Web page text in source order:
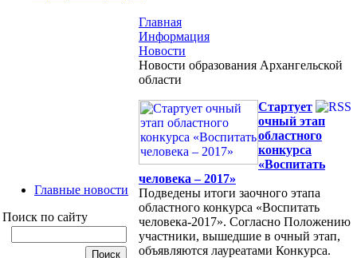
Главные новости
Поиск по сайту
Главная
Информация
Новости
Новости образования Архангельской
области
Cтартует
очный этап
областного
конкурса
«Воспитать
человека – 2017»
Подведены итоги заочного этапа
областного конкурса «Воспитать
человека-2017». Согласно Положению
участники, вышедшие в очный этап,
объявляются лауреатами Конкурса.